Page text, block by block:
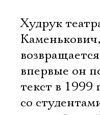
Худрук
Каменькович,
впервые он
текст в 1999
со